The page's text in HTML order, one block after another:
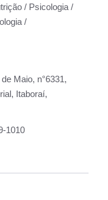
/ Psicologia /
/
Maio, n°6331,
Itaboraí,
1010